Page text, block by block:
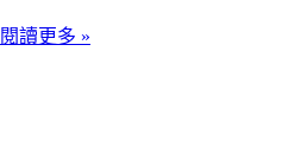
閱讀更多 »